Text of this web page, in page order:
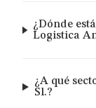
¿Dónde
Logistica
¿A qué
Sl.?